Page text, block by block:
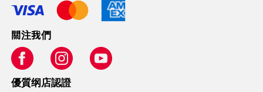
關注我們
優質纲店認證